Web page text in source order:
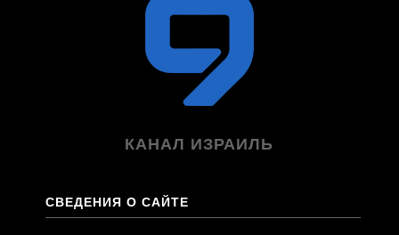
КАНАЛ ИЗРАИЛЬ
СВЕДЕНИЯ О САЙТЕ